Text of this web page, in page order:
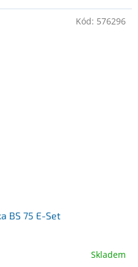
BS 75 E-Set
Skladem
Kód: 576296